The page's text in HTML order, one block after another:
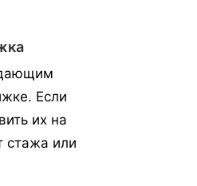
Если
их на
стажа или